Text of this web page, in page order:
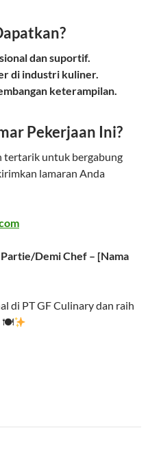
dan suportif.
di industri kuliner.
keterampilan.
Pekerjaan Ini?
tertarik untuk bergabung
lamaran Anda
Demi Chef – [Nama
di PT GF Culinary dan raih
🍽